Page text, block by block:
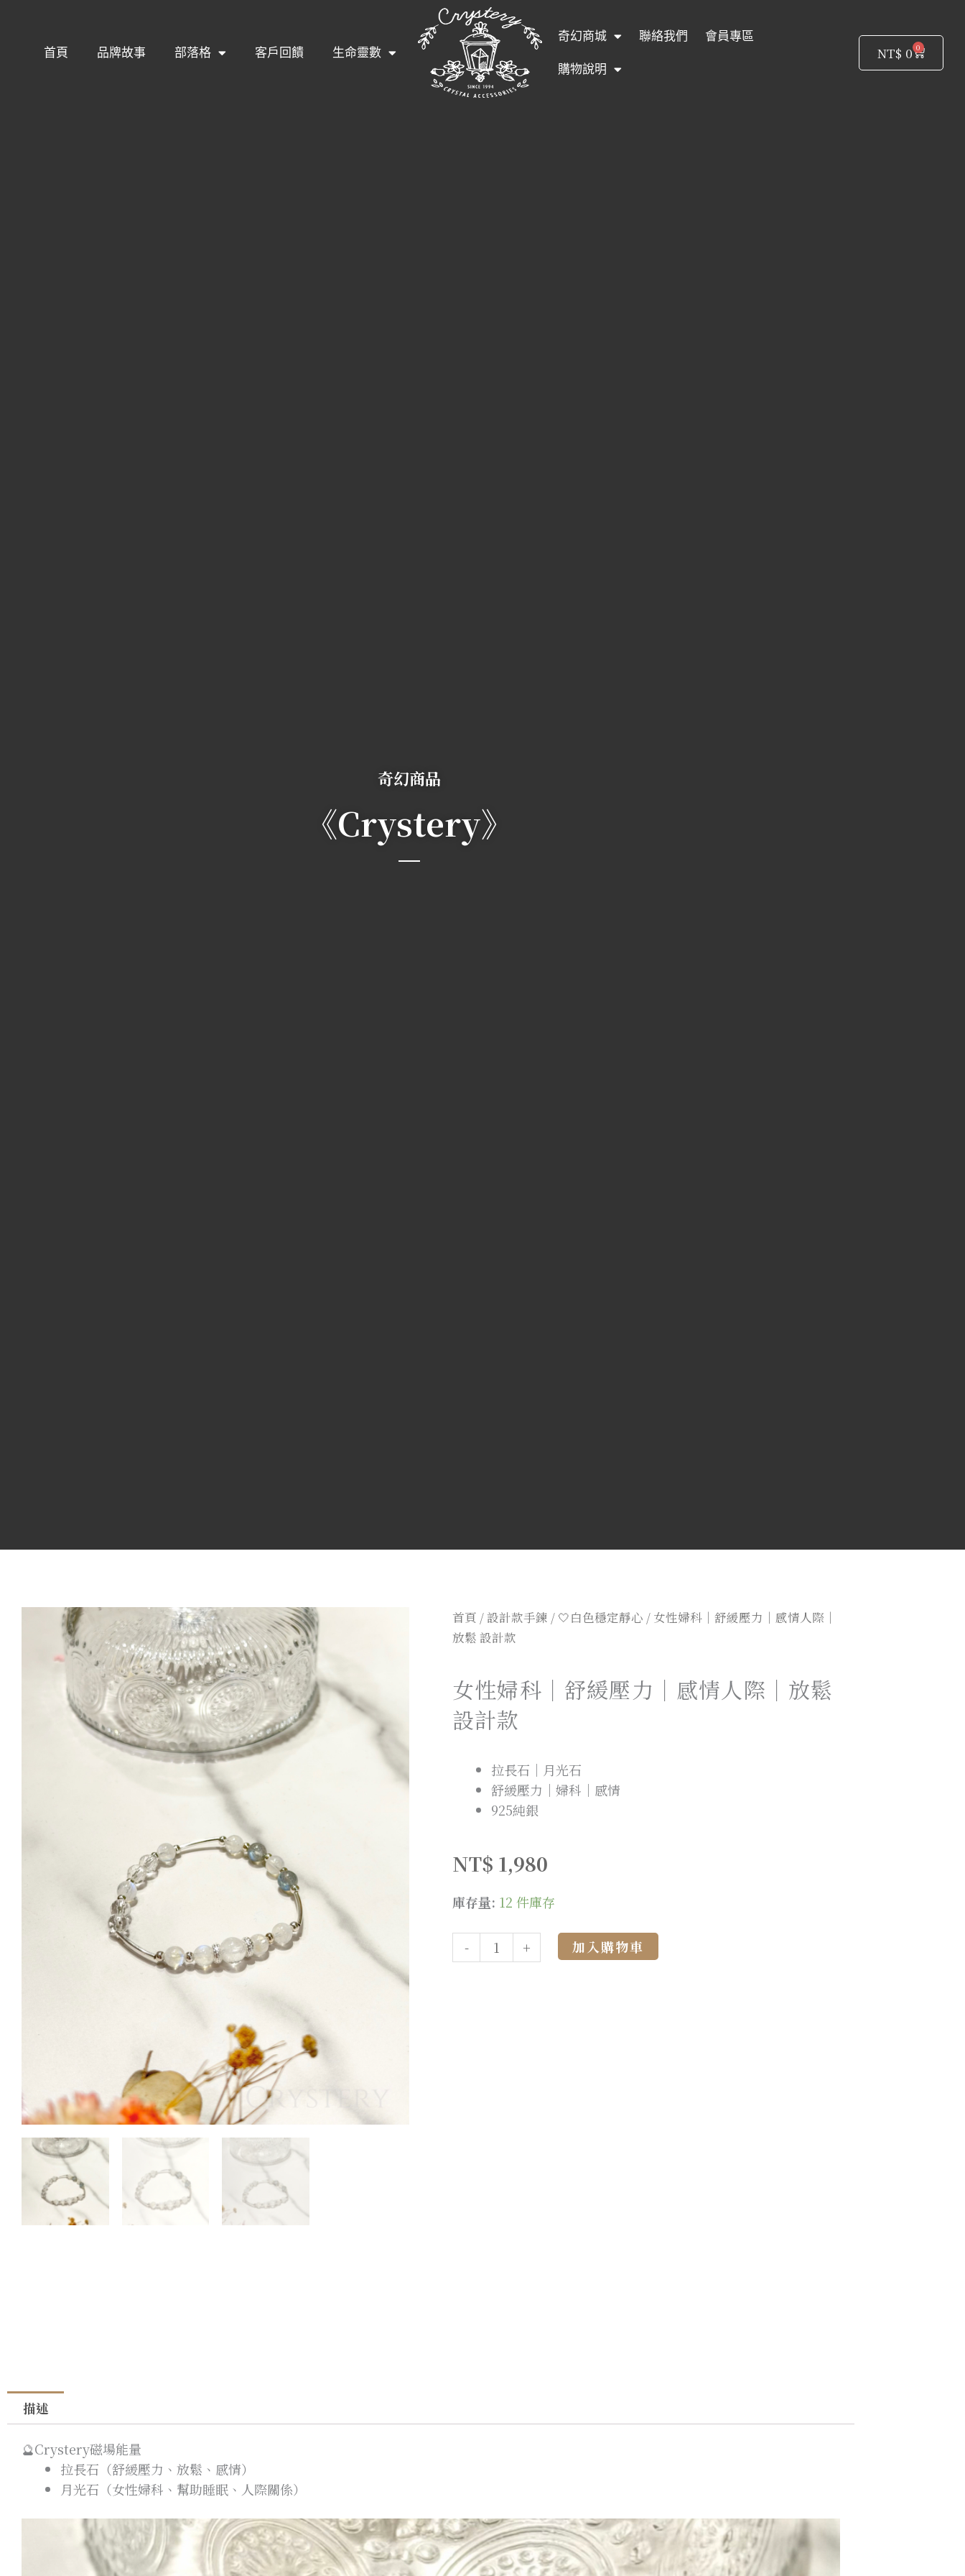
首頁 品牌故事 部落格 客戶回饋 生命靈數
奇幻商城 聯絡我們 會員專區
購物說明
NT$ 0 0
購
物
籃
奇幻商品
《Crystery》
首頁 /設計款手鍊 / 🤍白色穩定靜心 / 女性婦科｜舒緩壓力｜感情人際｜
放鬆 設計款
女性婦科｜舒緩壓力｜感情人際｜放鬆
設計款
拉長石｜月光石
舒緩壓力｜婦科｜感情
925純銀
NT$ 1,980
庫存量: 12 件庫存
- + 加入購物車
描述
🔮Crystery磁場能量
拉長石（舒緩壓力、放鬆、感情）
月光石（女性婦科、幫助睡眠、人際關係）